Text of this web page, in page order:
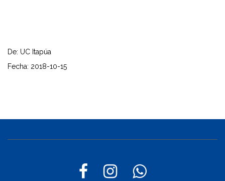
De: UC Itapúa
Fecha: 2018-10-15